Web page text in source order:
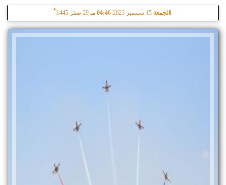
الجمعة 15 سبتمبر 2023 04:46 مـ 29 صفر 1445
هـ